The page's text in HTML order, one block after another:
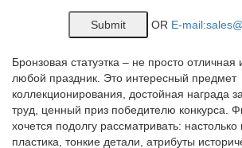
Статуэтки собак, более 1216 моделей в
собак в Москве с быстрой доставкой по
характеристики товара.× Выберите город, в
необходимо доставить покупку.
Статуэтки – символ 2018 года – Собака –
по…
Приобрести товары из раздела Статуэтки
OR E-
Бронзовая статуэтка – не просто
любой праздник. Это интересный предмет
коллекционирования, достойная награда
труд, ценный приз победителю конкурса.
хочется подолгу рассматривать:
пластика, тонкие детали, атрибуты